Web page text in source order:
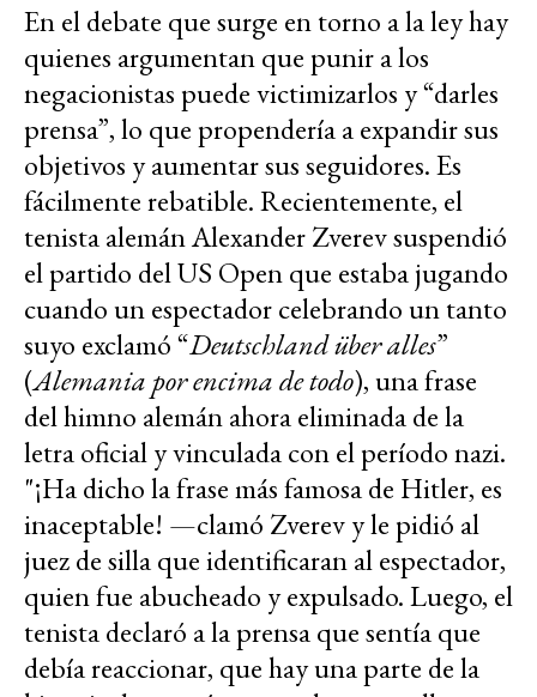
En el debate que surge en torno a la ley hay
quienes argumentan que punir a los
negacionistas puede victimizarlos y “darles
prensa”, lo que propendería a expandir sus
objetivos y aumentar sus seguidores. Es
fácilmente rebatible. Recientemente, el
tenista alemán Alexander Zverev suspendió
el partido del US Open que estaba jugando
cuando un espectador celebrando un tanto
suyo exclamó “Deutschland über alles”
(Alemania por encima de todo), una frase
del himno alemán ahora eliminada de la
letra oficial y vinculada con el período nazi.
"¡Ha dicho la frase más famosa de Hitler, es
inaceptable! —clamó Zverev y le pidió al
juez de silla que identificaran al espectador,
quien fue abucheado y expulsado. Luego, el
tenista declaró a la prensa que sentía que
debía reaccionar, que hay una parte de la